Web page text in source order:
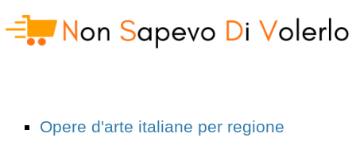
Opere d'arte italiane per regione